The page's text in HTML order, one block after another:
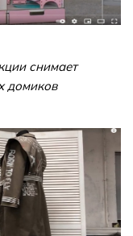
снимает
домиков